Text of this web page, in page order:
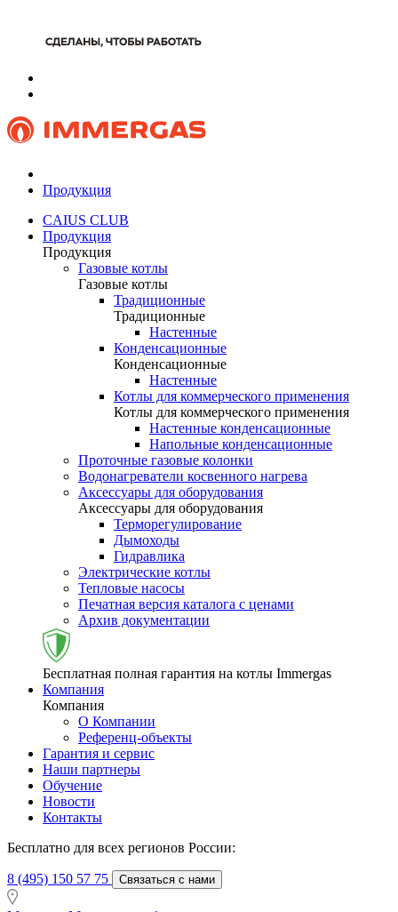
Продукция
CAIUS CLUB
Продукция
Продукция
Газовые котлы
Газовые котлы
Традиционные
Традиционные
Настенные
Конденсационные
Конденсационные
Настенные
Котлы для коммерческого применения
Котлы для коммерческого применения
Настенные конденсационные
Напольные конденсационные
Проточные газовые колонки
Водонагреватели косвенного нагрева
Аксессуары для оборудования
Аксессуары для оборудования
Терморегулирование
Дымоходы
Гидравлика
Электрические котлы
Тепловые насосы
Печатная версия каталога с ценами
Архив документации
Бесплатная полная гарантия на котлы Immergas
Компания
Компания
О Компании
Референц-объекты
Гарантия и сервис
Наши партнеры
Обучение
Новости
Контакты
Бесплатно для всех регионов России:
8 (495) 150 57 75 Связаться с нами